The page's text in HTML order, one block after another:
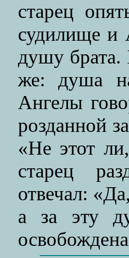
старец
судилище и
душу брата.
же: душа
Ангелы
розданной
«Не этот
старец
отвечал:
а за эту